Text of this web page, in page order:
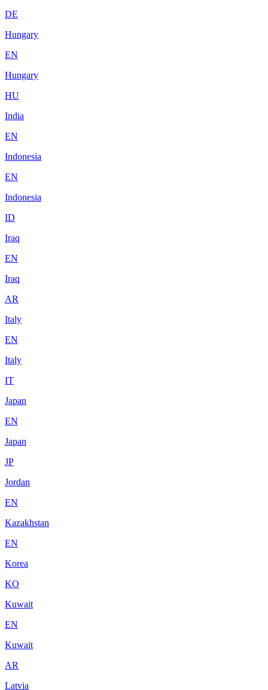
DE
Hungary
EN
Hungary
HU
India
EN
Indonesia
EN
Indonesia
ID
Iraq
EN
Iraq
AR
Italy
EN
Italy
IT
Japan
EN
Japan
JP
Jordan
EN
Kazakhstan
EN
Korea
KO
Kuwait
EN
Kuwait
AR
Latvia